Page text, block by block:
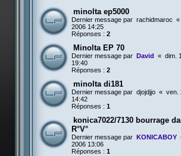
minolta ep5000
Dernier message par rachidmaroc «
2006 14:25
Réponses : 2
Minolta EP 70
Dernier message par David « dim.
19:40
Réponses : 2
minolta di181
Dernier message par djojdjjo « ven.
14:42
Réponses : 1
konica7022/7130 bourrage
R°V°
Dernier message par KONICABOY
2006 13:06
Réponses : 1